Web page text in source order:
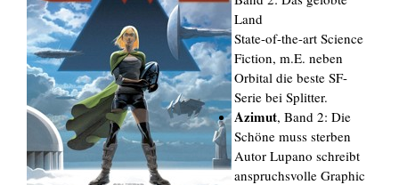
Land
State-of-the-art Science
Fiction, m.E. neben
Orbital die beste SF-
Serie bei Splitter.
Azimut, Band 2: Die
Schöne muss sterben
Autor Lupano schreibt
anspruchsvolle Graphic